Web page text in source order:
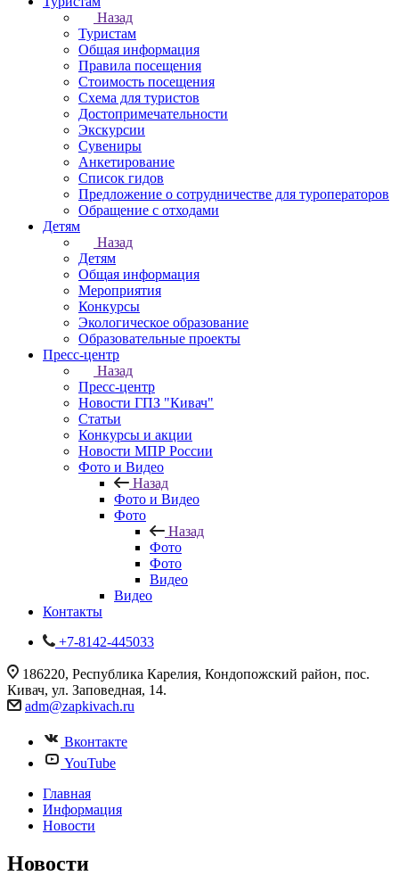
Назад
Туристам
Общая информация
Правила посещения
Стоимость посещения
Схема для туристов
Достопримечательности
Экскурсии
Сувениры
Анкетирование
Список гидов
Предложение о сотрудничестве для туроператоров
Обращение с отходами
Детям
Назад
Детям
Общая информация
Мероприятия
Конкурсы
Экологическое образование
Образовательные проекты
Пресс-центр
Назад
Пресс-центр
Новости ГПЗ "Кивач"
Статьи
Конкурсы и акции
Новости МПР России
Фото и Видео
Назад
Фото и Видео
Фото
Назад
Фото
Фото
Видео
Видео
Контакты
+7-8142-445033
186220, Республика Карелия, Кондопожский район, пос.
Кивач, ул. Заповедная, 14.
adm@zapkivach.ru
Вконтакте
YouTube
Главная
Информация
Новости
Новости